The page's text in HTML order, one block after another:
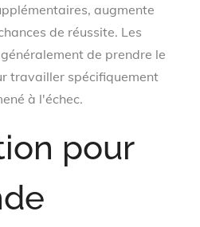
augmente
de réussite. Les
de prendre le
travailler spécifiquement
à l'échec.
pour